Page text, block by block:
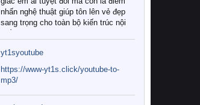
nhấn nghệ thuật giúp tôn lên vẻ đẹp
sang trọng cho toàn bộ kiến trúc nội
Tuy nhiên, giữa thị trường đa dạng
với vô vàn thương hiệu và mẫu mã
như hiện nay, làm thế nào để chọn
được những bộ chăn ga gối đệm cao
cấp thực sự chất lượng, phù hợp với
yt1syoutube
https://www-yt1s.click/youtube-to-
mp3/